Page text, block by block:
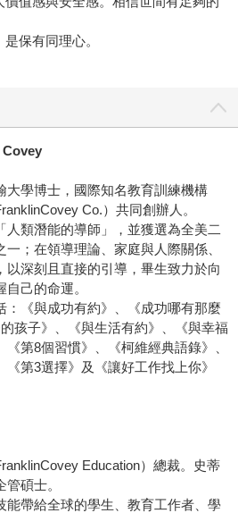
保有同理心。
Covey
大學博士，國際知名教育訓練機構
Co.）共同創辦人。
人類潛能的導師」，並獲選為全美二
；在領導理論、家庭與人際關係、
以深刻且直接的引導，畢生致力於向
己的命運。
：《與成功有約》、《成功哪有那麼
孩子》、《與生活有約》、《與幸福
第8個習慣》、《柯維經典語錄》、
《第3選擇》及《讓好工作找上你》
Education）總裁。史蒂
碩士。
能帶給全球的學生、教育工作者、學